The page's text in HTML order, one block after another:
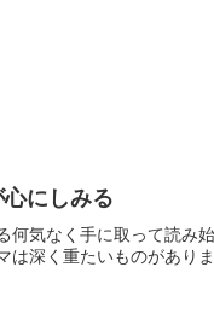
心にしみる
何気なく手に取って読
は深く重たいものがあり